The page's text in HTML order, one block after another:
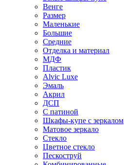
Венге
Размер
Маленькие
Большие
Средние
Отделка и материал
МДФ
Пластик
Alvic Luxe
Эмаль
Акрил
ДСП
С патиной
Шкафы-купе с зеркалом
Матовое зеркало
Стекло
Цветное стекло
Пескоструй